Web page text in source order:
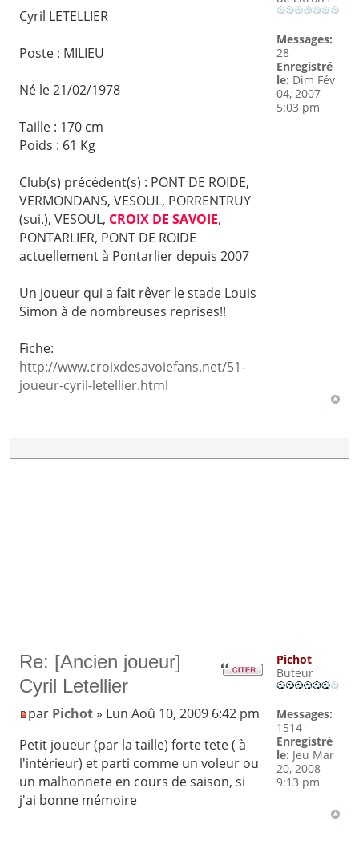
Cyril LETELLIER
Poste : MILIEU
Né le 21/02/1978
Taille : 170 cm
Poids : 61 Kg
Club(s) précédent(s) : PONT DE ROIDE,
VERMONDANS, VESOUL, PORRENTRUY
(sui.), VESOUL, CROIX DE SAVOIE,
PONTARLIER, PONT DE ROIDE
actuellement à Pontarlier depuis 2007
Un joueur qui a fait rêver le stade Louis
Simon à de nombreuses reprises!!
Fiche:
http://www.croixdesavoiefans.net/51-
joueur-cyril-letellier.html
Messages:
28
Enregistré
le: Dim Fév
04, 2007
5:03 pm
Re: [Ancien joueur]
Cyril Letellier
par Pichot» Lun Aoû 10, 2009 6:42 pm
Petit joueur (par la taille) forte tete ( à
l'intérieur) et parti comme un voleur ou
un malhonnete en cours de saison, si
j'ai bonne mémoire
Pichot
Buteur
Messages:
1514
Enregistré
le: Jeu Mar
20, 2008
9:13 pm